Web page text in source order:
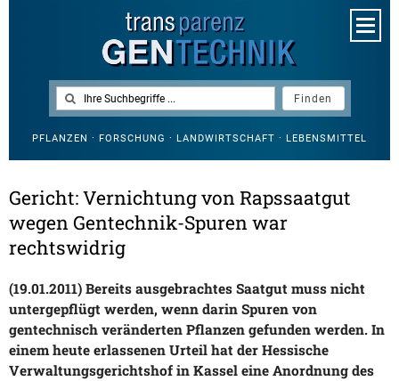
PFLANZEN · FORSCHUNG · LANDWIRTSCHAFT · LEBENSMITTEL
Gericht: Vernichtung von Rapssaatgut
wegen Gentechnik-Spuren war
rechtswidrig
(19.01.2011) Bereits ausgebrachtes Saatgut muss nicht
untergepflügt werden, wenn darin Spuren von
gentechnisch veränderten Pflanzen gefunden werden. In
einem heute erlassenen Urteil hat der Hessische
Verwaltungsgerichtshof in Kassel eine Anordnung des